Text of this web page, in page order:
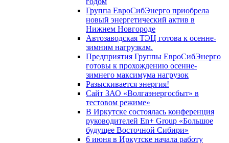
Группа ЕвроСибЭнерго приобрела
новый энергетический актив в
Нижнем Новгороде
Автозаводская ТЭЦ готова к осенне-
зимним нагрузкам.
Предприятия Группы ЕвроСибЭнерго
готовы к прохождению осенне-
зимнего максимума нагрузок
Разыскивается энергия!
Сайт ЗАО «Волгаэнергосбыт» в
тестовом режиме»
В Иркутске состоялась конференция
руководителей En+ Group «Большое
будущее Восточной Сибири»
6 июня в Иркутске начала работу